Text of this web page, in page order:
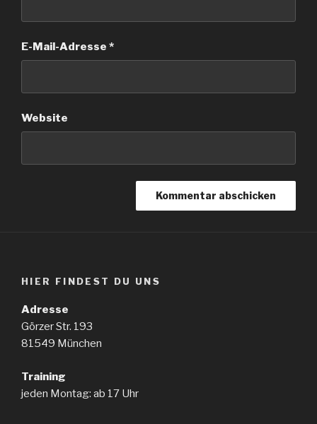
E-Mail-Adresse *
Website
HIER FINDEST DU UNS
Adresse
Görzer Str. 193
81549 München
Training
jeden Montag: ab 17 Uhr